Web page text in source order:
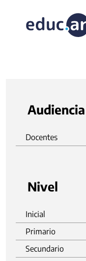
Audiencia
Docentes
Nivel
Inicial
Primario
Secundario